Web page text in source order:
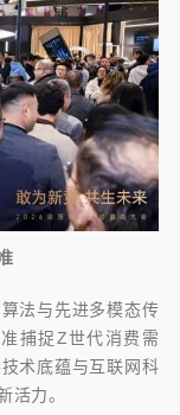
法与先进多模态传
捕捉Z世代消费需
术底蕴与互联网科
活力。